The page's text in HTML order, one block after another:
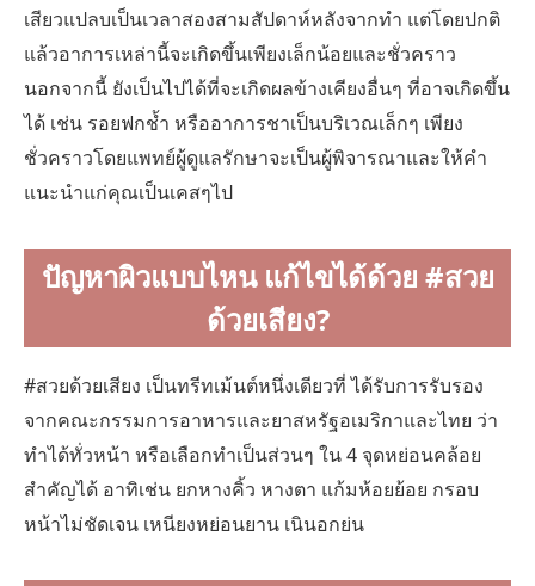
เสียวแปลบเป็นเวลาสองสามสัปดาห์หลังจากทำ แต่โดยปกติ
แล้วอาการเหล่านี้จะเกิดขึ้นเพียงเล็กน้อยและชั่วคราว
นอกจากนี้ ยังเป็นไปได้ที่จะเกิดผลข้างเคียงอื่นๆ ที่อาจเกิดขึ้น
ได้ เช่น รอยฟกช้ำ หรืออาการชาเป็นบริเวณเล็กๆ เพียง
ชั่วคราวโดยแพทย์ผู้ดูแลรักษาจะเป็นผู้พิจารณาและให้คำ
แนะนำแก่คุณเป็นเคสๆไป
ปัญหาผิวแบบไหน แก้ไขได้ด้วย #สวย
ด้วยเสียง?
#สวยด้วยเสียง เป็นทรีทเม้นต์หนึ่งเดียวที่ ได้รับการรับรอง
จากคณะกรรมการอาหารและยาสหรัฐอเมริกาและไทย ว่า
ทำได้ทั่วหน้า หรือเลือกทำเป็นส่วนๆ ใน 4 จุดหย่อนคล้อย
สำคัญได้ อาทิเช่น ยกหางคิ้ว หางตา แก้มห้อยย้อย กรอบ
หน้าไม่ชัดเจน เหนียงหย่อนยาน เนินอกย่น